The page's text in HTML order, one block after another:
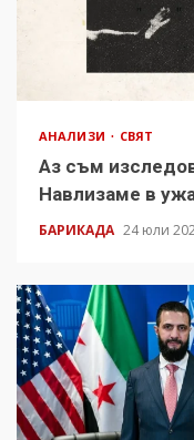
АНАЛИЗИ СВЯТ
Аз съм
Навлизаме в
БАРИКАДА 24 юли